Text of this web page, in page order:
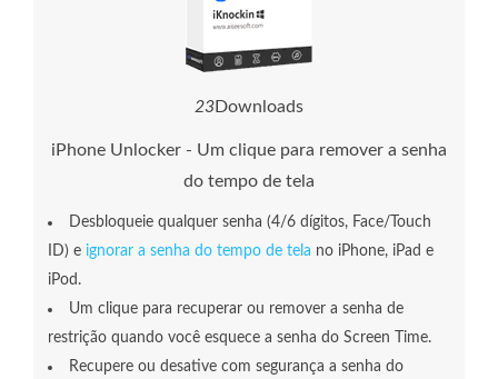
27Downloads
iPhone Unlocker - Um clique para remover a senha
do tempo de tela
Desbloqueie qualquer senha (4/6 dígitos, Face/Touch
ID) e ignorar a senha do tempo de tela no iPhone, iPad e
iPod.
Um clique para recuperar ou remover a senha de
restrição quando você esquece a senha do Screen Time.
Recupere ou desative com segurança a senha do